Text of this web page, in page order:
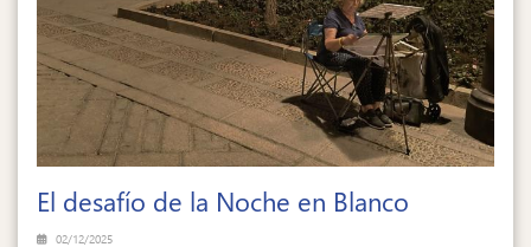
El desafío de la Noche en Blanco
02/12/2025